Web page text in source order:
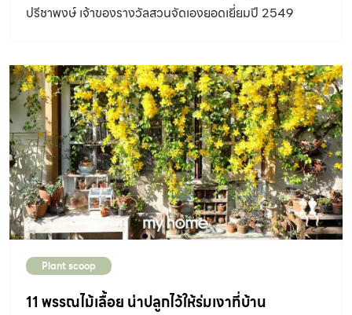
ปรีชาพงษ์ เจ้าของรางวัลสวนจัดเองยอดเยี่ยมปี 2549
Plant scoop
11 พรรณไม้เลื้อย น่าปลูกไว้ให้ร่มเงาที่บ้าน